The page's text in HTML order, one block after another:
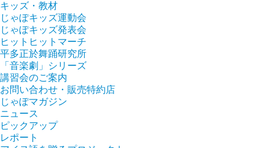
キッズ・教材
じゃぽキッズ運動会
じゃぽキッズ発表会
ヒットヒットマーチ
平多正於舞踊研究所
「音楽劇」シリーズ
講習会のご案内
お問い合わせ・販売特約店
じゃぽマガジン
ニュース
ピックアップ
レポート